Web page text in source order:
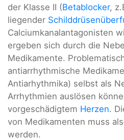
der Klasse II (Betablocker,
liegender
Calciumkanalantagonisten
ergeben sich durch die
Medikamente.
antiarrhythmische
Antiarhythmika) selbst als
Arrhythmien auslösen
vorgeschädigtem Herzen.
von Medikamenten muss
werden.